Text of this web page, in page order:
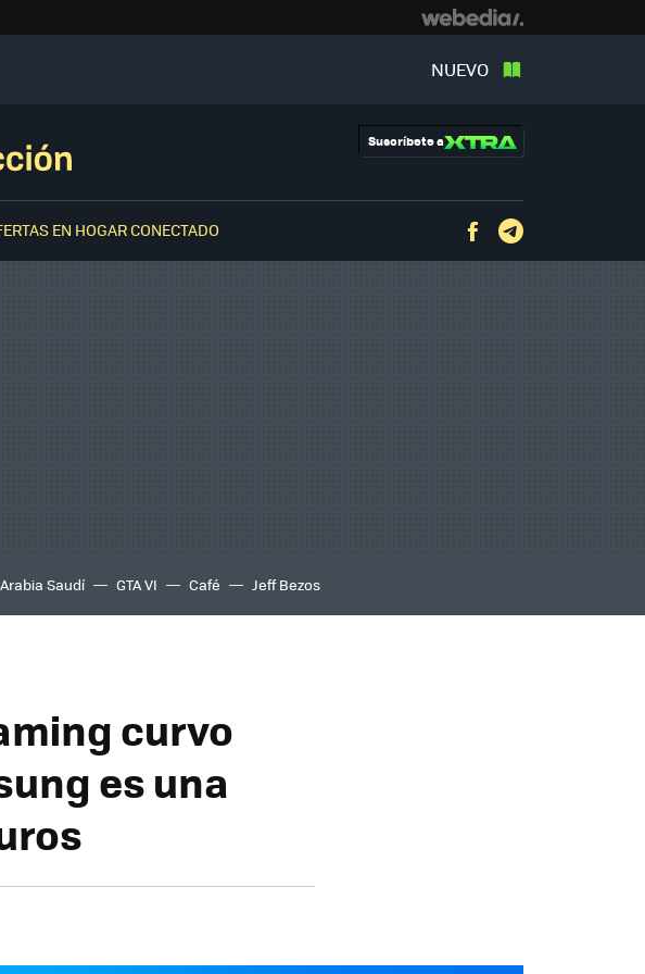
NUEVO
Suscríbete a
EN HOGAR CONECTADO Facebook
Arabia Saudí GTA VI Café Jeff Bezos
curvo
es una